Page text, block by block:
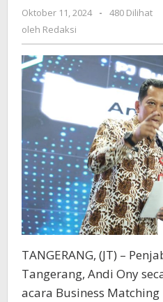
ini
Pj
Bupati
Oktober 11, 2024
oleh
-
480 Dilihat
oleh Redaksi
TANGERANG, (JT) –
Tangerang, Andi Ony
acara Business